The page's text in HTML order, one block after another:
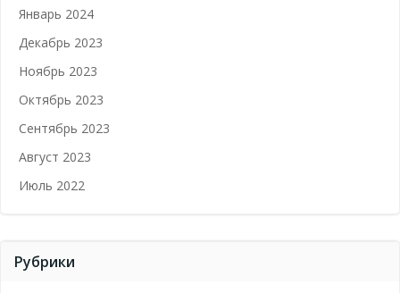
Январь 2024
Декабрь 2023
Ноябрь 2023
Октябрь 2023
Сентябрь 2023
Август 2023
Июль 2022
Рубрики